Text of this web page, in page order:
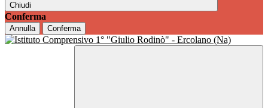
Chiudi
Conferma
Annulla Conferma